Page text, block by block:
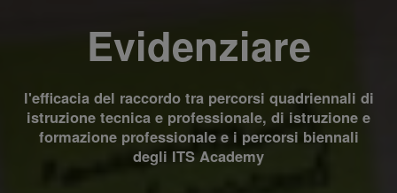
Evidenziare
l'efficacia del raccordo tra percorsi quadriennali di
istruzione tecnica e professionale, di istruzione e
formazione professionale e i percorsi biennali
degli ITS Academy